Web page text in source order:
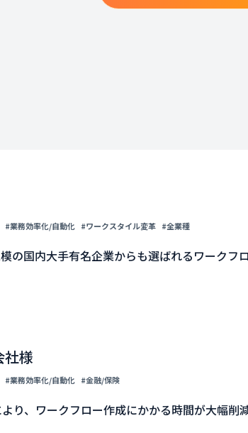
#業務効率化/自動化 #ワークスタイル変革 #全業種
の国内大手有名企業からも選ばれるワークフ
社様
#業務効率化/自動化 #金融/保険
り、ワークフロー作成にかかる時間が大幅削減